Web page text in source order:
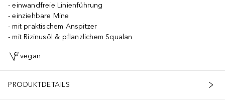
einwandfreie Linienführung
einziehbare Mine
mit praktischem Anspitzer
mit Rizinusöl & pflanzlichem Squalan
vegan
PRODUKTDETAILS